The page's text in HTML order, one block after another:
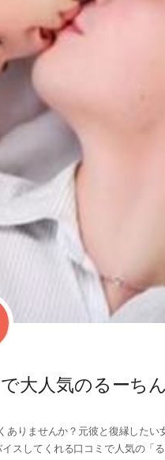
大人気のるーち
りませんか？元彼と復縁したい
スしてくれる口コミで人気の「る